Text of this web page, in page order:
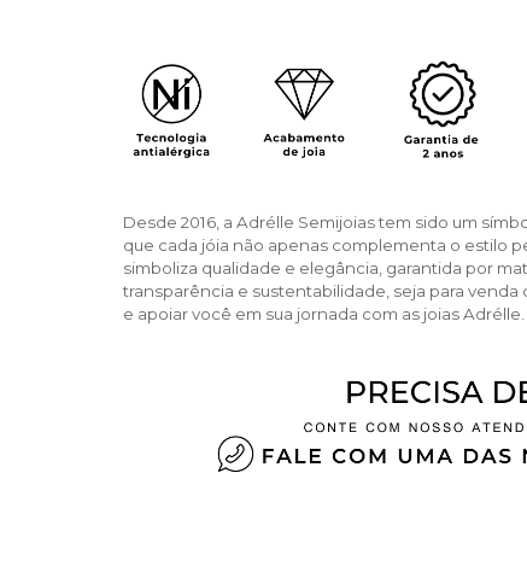
Desde 2016, a Adrélle Semijoias tem sido um
que cada jóia não apenas complementa o estilo
simboliza qualidade e elegância, garantida por
transparência e sustentabilidade, seja para
e apoiar você em sua jornada com as joias Adrélle.